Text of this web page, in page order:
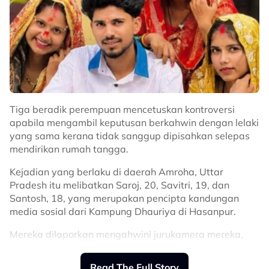
“Dia memang tak pernahdisclose dekat orang pun
pasal ni, doakan dia sihat sihat selalu okay,” kongsinya.
@hhusnahelmy
life was so different then.
♬ original sound - alinakaymusic
Tiga beradik perempuan mencetuskan kontroversi
apabila mengambil keputusan berkahwin dengan lelaki
yang sama kerana tidak sanggup dipisahkan selepas
mendirikan rumah tangga.
Kejadian yang berlaku di daerah Amroha, Uttar
Pradesh itu melibatkan Saroj, 20, Savitri, 19, dan
Santosh, 18, yang merupakan pencipta kandungan
media sosial dari Kampung Dhauriya di Hasanpur.
Mereka dilaporkan mengahwini jurukamera mereka,
pada 17 Julai lalu.